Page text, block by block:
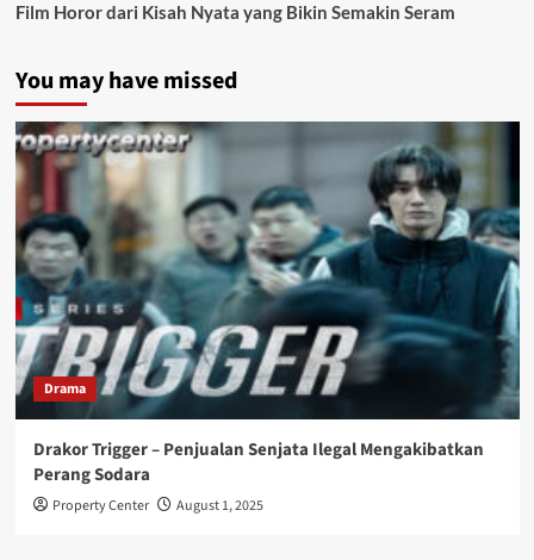
Film Horor dari Kisah Nyata yang Bikin Semakin Seram
You may have missed
Drama
Drakor Trigger – Penjualan Senjata Ilegal Mengakibatkan
Perang Sodara
Property Center August 1, 2025